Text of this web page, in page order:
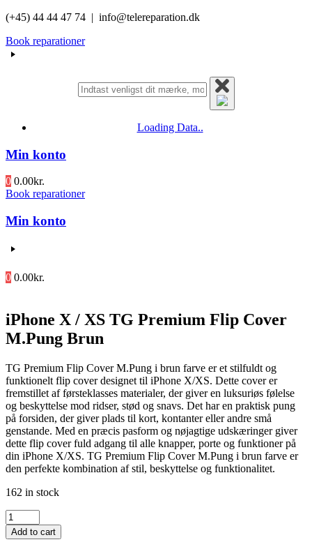
Videre
indhold
(+45) 44 44 47 74 | info@telereparation.dk
Book reparationer
Loading Data..
Min konto
0 0.00kr.
Book reparationer
Min konto
0 0.00kr.
iPhone X / XS TG Premium Flip Cover
M.Pung Brun
TG Premium Flip Cover M.Pung i brun farve er et stilfuldt og
funktionelt flip cover designet til iPhone X/XS. Dette cover er
fremstillet af førsteklasses materialer, der giver en luksuriøs følelse
og beskyttelse mod ridser, stød og snavs. Det har en praktisk pung
på forsiden, der giver plads til kort, kontanter eller andre små
genstande. Med en præcis pasform og nøjagtige udskæringer giver
dette flip cover fuld adgang til alle knapper, porte og funktioner på
din iPhone X/XS. TG Premium Flip Cover M.Pung i brun farve er
den perfekte kombination af stil, beskyttelse og funktionalitet.
162 in stock
iPhone
X
/
Add to cart